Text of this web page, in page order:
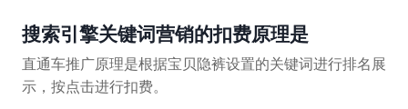
搜索引擎关键词营销的扣费原理是
直通车推广原理是根据宝贝隐裤设置的关键词进行排名展
示，按点击进行扣费。